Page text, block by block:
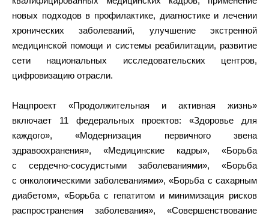
новых подходов в профилактике, диагностике и лечении
хронических заболеваний, улучшение экстренной
медицинской помощи и системы реабилитации, развитие
сети национальных исследовательских центров,
цифровизацию отрасли.
Нацпроект «Продолжительная и активная жизнь»
включает 11 федеральных проектов: «Здоровье для
каждого», «Модернизация первичного звена
здравоохранения», «Медицинские кадры», «Борьба
с сердечно-сосудистыми заболеваниями», «Борьба
с онкологическими заболеваниями», «Борьба с сахарным
диабетом», «Борьба с гепатитом и минимизация рисков
распространения заболевания», «Совершенствование